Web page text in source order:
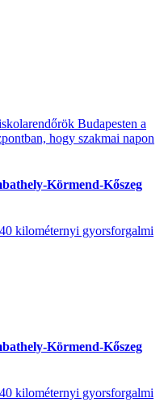
Budapesten a
hogy szakmai napon
Körmend-Kőszeg
kilométernyi gyorsforgalmi
Körmend-Kőszeg
kilométernyi gyorsforgalmi